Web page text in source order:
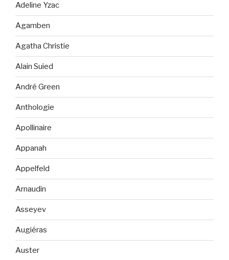
Adeline Yzac
Agamben
Agatha Christie
Alain Suied
André Green
Anthologie
Apollinaire
Appanah
Appelfeld
Arnaudin
Asseyev
Augiéras
Auster